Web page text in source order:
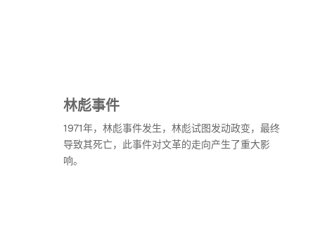
林彪事件
1971年，林彪事件发生，林彪试图发动政变，最终
导致其死亡，此事件对文革的走向产生了重大影
响。